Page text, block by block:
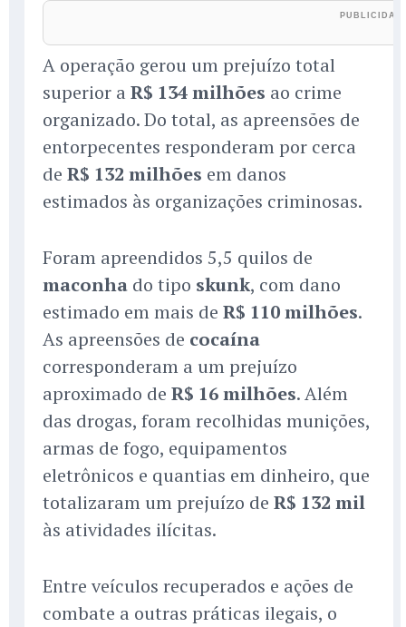
A operação gerou um prejuízo total
superior a R$ 134 milhões ao crime
organizado. Do total, as apreensões de
entorpecentes responderam por cerca
de R$ 132 milhões em danos
estimados às organizações criminosas.
Foram apreendidos 5,5 quilos de
maconha do tipo skunk, com dano
estimado em mais de R$ 110 milhões.
As apreensões de cocaína
corresponderam a um prejuízo
aproximado de R$ 16 milhões. Além
das drogas, foram recolhidas munições,
armas de fogo, equipamentos
eletrônicos e quantias em dinheiro, que
totalizaram um prejuízo de R$ 132 mil
às atividades ilícitas.
Entre veículos recuperados e ações de
combate a outras práticas ilegais, o